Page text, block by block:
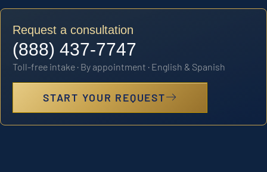
Request a consultation
(888) 437-7747
Toll-free intake · By appointment · English & Spanish
START YOUR REQUEST